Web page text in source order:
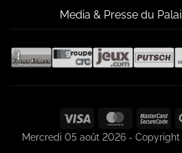
Media & Presse du
Visa MasterCard
2
Mercredi 05 août 2026 -